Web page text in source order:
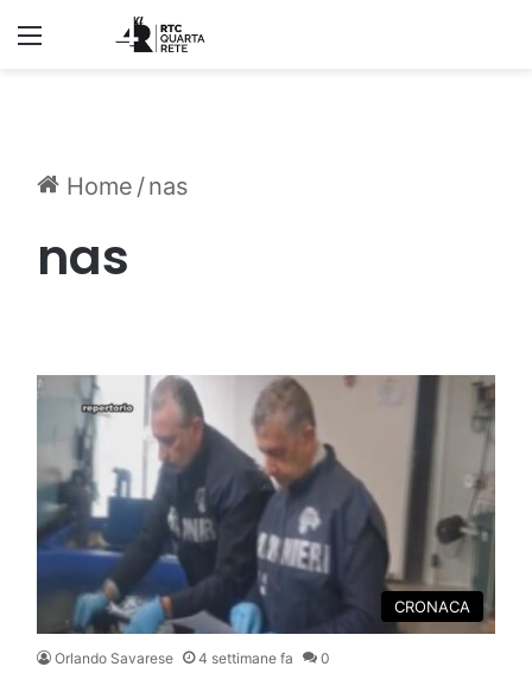
Home /nas
nas
CRONACA
Orlando Savarese 4 settimane fa 0